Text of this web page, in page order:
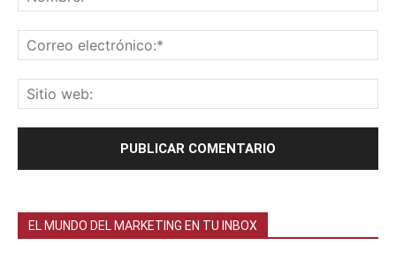
EL MUNDO DEL MARKETING EN TU INBOX